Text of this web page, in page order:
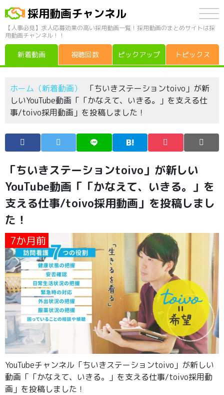
採用動画チャンネル
【人事必見】求人応募効果の高い採用動画一覧！採用動画のまとめサイトは採
用動画チャンネル！！
新着動画 視聴回数 ピックアップ トピックス
ホーム（新着動画）
「ちいきステーションtoivo」が新
しいYouTube動画「「かなえて、いきる。」を支える仕
事/toivo採用動画」を投稿しました！
「ちいきステーションtoivo」が新しい
YouTube動画「「かなえて、いきる。」を
支える仕事/toivo採用動画」を投稿しまし
た！
7か月前
YouTubeチャンネル「ちいきステーションtoivo」が新しい
動画「「かなえて、いきる。」を支える仕事/toivo採用動
画」を投稿しました！